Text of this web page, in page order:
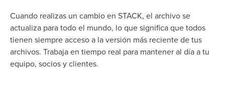
Cuando realizas un cambio en STACK, el archivo se
actualiza para todo el mundo, lo que significa que todos
tienen siempre acceso a la versión más reciente de tus
archivos. Trabaja en tiempo real para mantener al día a tu
equipo, socios y clientes.